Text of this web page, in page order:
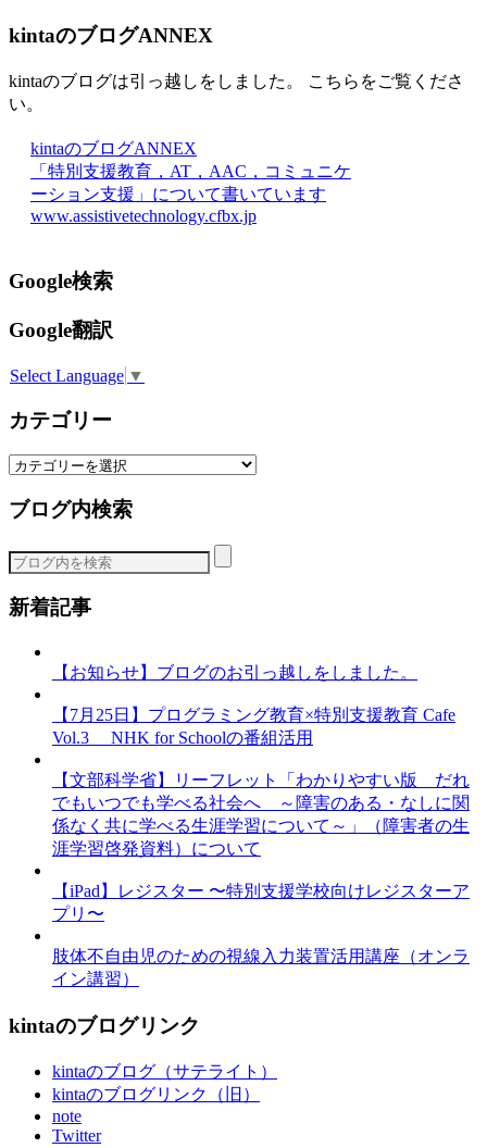
kintaのブログANNEX
kintaのブログは引っ越しをしました。 こちらをご覧くださ
い。
kintaのブログANNEX
「特別支援教育，AT，AAC，コミュニケ
ーション支援」について書いています
www.assistivetechnology.cfbx.jp
Google検索
Google翻訳
Select Language ▼
カテゴリー
カ
ゴ
ー
ブログ内検索
新着記事
【お知らせ】ブログのお引っ越しをしました。
【7月25日】プログラミング教育×特別支援教育 Cafe
Vol.3 NHK for Schoolの番組活用
【文部科学省】リーフレット「わかりやすい版 だれ
でもいつでも学べる社会へ ～障害のある・なしに関
係なく共に学べる生涯学習について～」（障害者の生
涯学習啓発資料）について
【iPad】レジスター 〜特別支援学校向けレジスターア
プリ〜
肢体不自由児のための視線入力装置活用講座（オンラ
イン講習）
kintaのブログリンク
kintaのブログ（サテライト）
kintaのブログリンク（旧）
note
Twitter